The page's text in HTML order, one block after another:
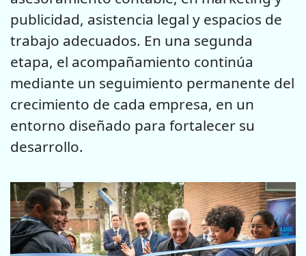
publicidad, asistencia legal y espacios de
trabajo adecuados. En una segunda
etapa, el acompañamiento continúa
mediante un seguimiento permanente del
crecimiento de cada empresa, en un
entorno diseñado para fortalecer su
desarrollo.